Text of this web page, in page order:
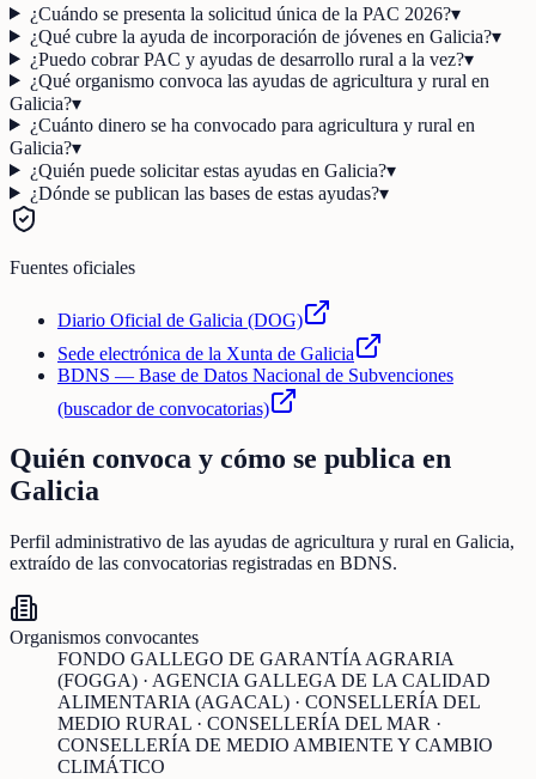
¿Cuándo se presenta la solicitud única de la PAC 2026?▾
¿Qué cubre la ayuda de incorporación de jóvenes en Galicia?▾
¿Puedo cobrar PAC y ayudas de desarrollo rural a la vez?▾
¿Qué organismo convoca las ayudas de agricultura y rural en
Galicia?▾
¿Cuánto dinero se ha convocado para agricultura y rural en
Galicia?▾
¿Quién puede solicitar estas ayudas en Galicia?▾
¿Dónde se publican las bases de estas ayudas?▾
Fuentes oficiales
Diario Oficial de Galicia (DOG)
Sede electrónica de la Xunta de Galicia
BDNS — Base de Datos Nacional de Subvenciones
(buscador de convocatorias)
Quién convoca y cómo se publica en
Galicia
Perfil administrativo de las ayudas de agricultura y rural en Galicia,
extraído de las convocatorias registradas en BDNS.
Organismos convocantes
FONDO GALLEGO DE GARANTÍA AGRARIA
(FOGGA) · AGENCIA GALLEGA DE LA CALIDAD
ALIMENTARIA (AGACAL) · CONSELLERÍA DEL
MEDIO RURAL · CONSELLERÍA DEL MAR ·
CONSELLERÍA DE MEDIO AMBIENTE Y CAMBIO
CLIMÁTICO